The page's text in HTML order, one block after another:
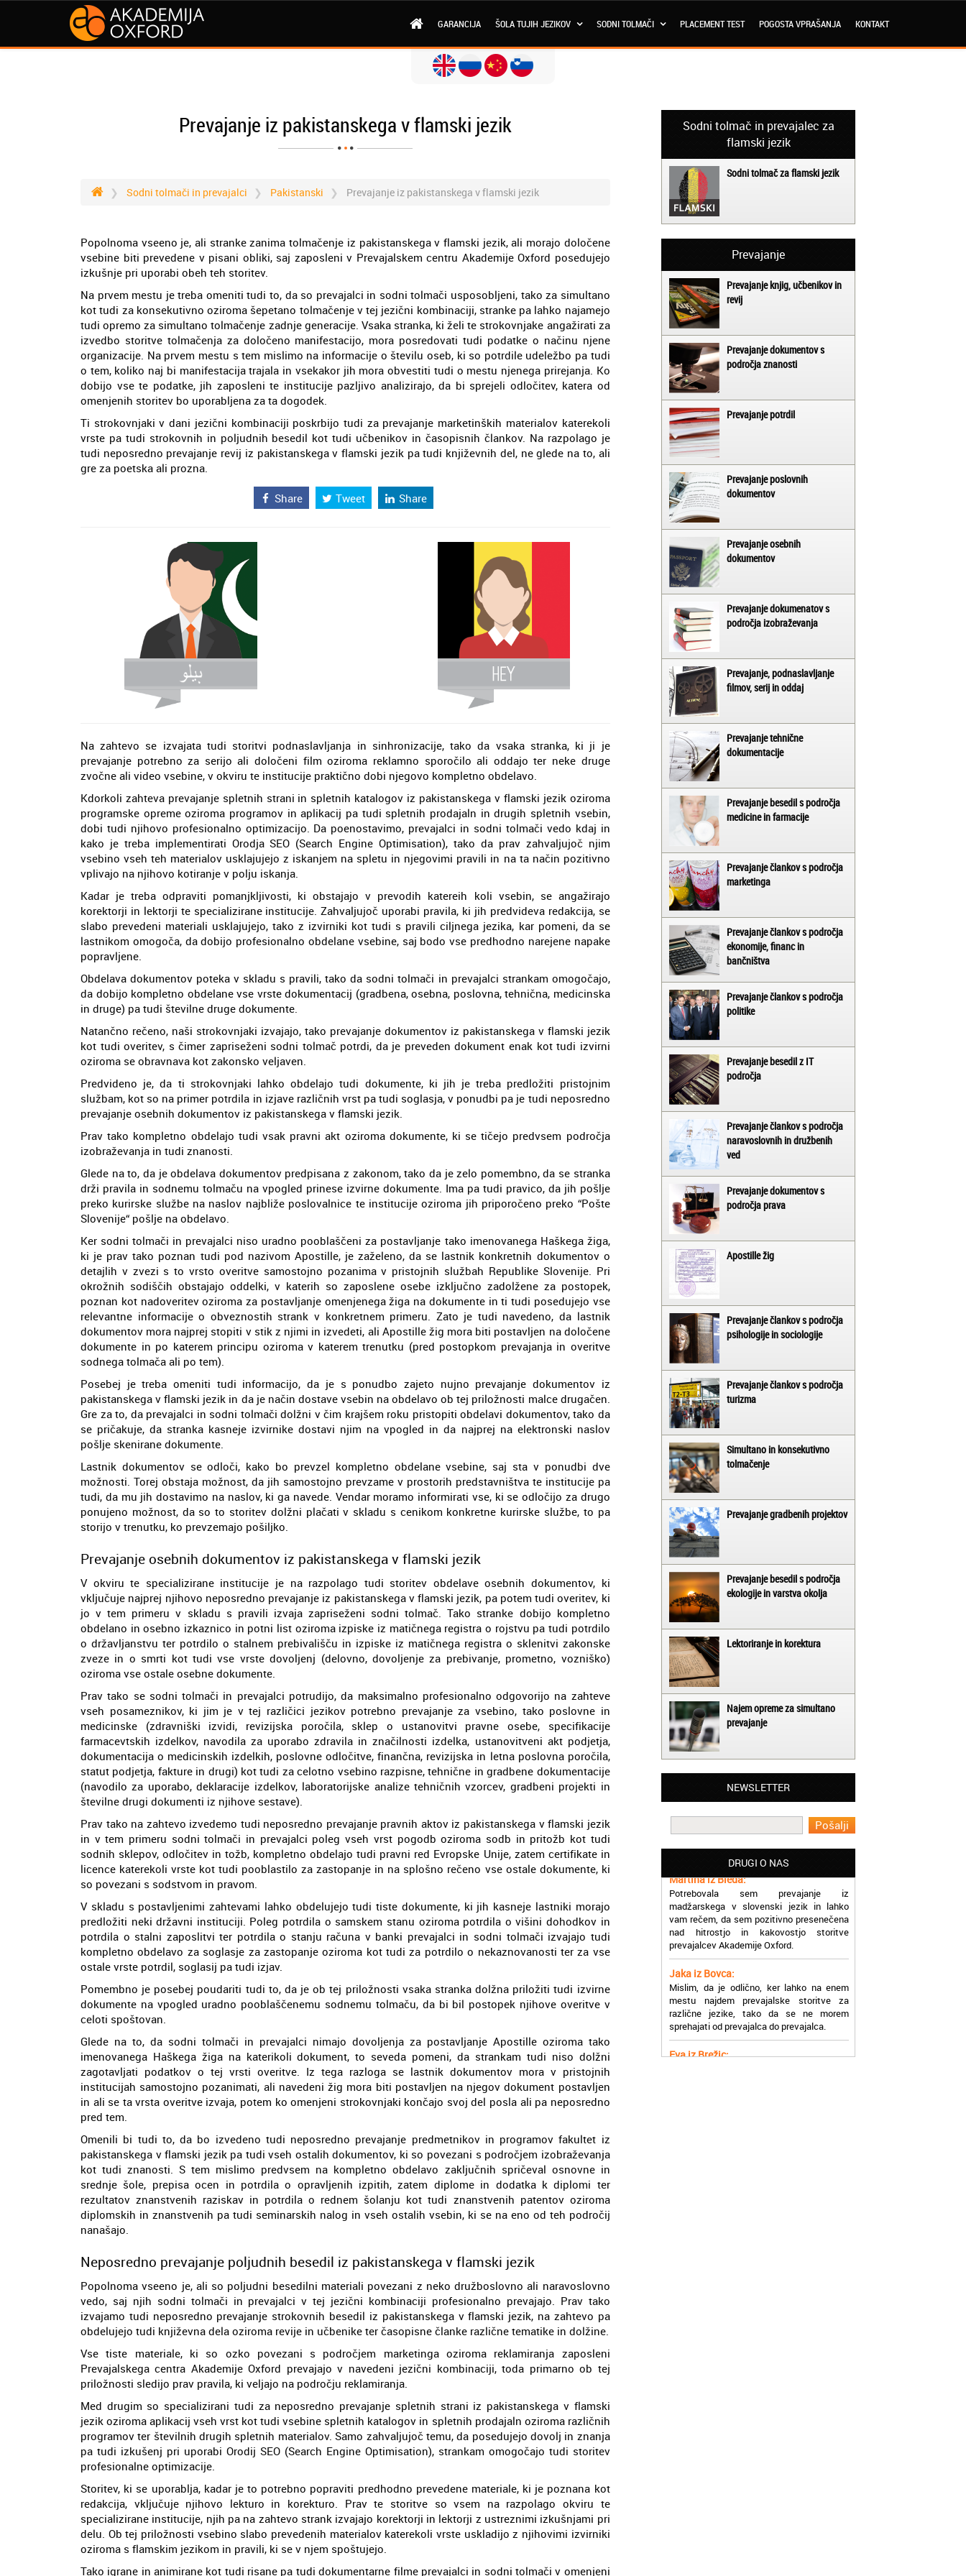
GARANCIJA ŠOLA TUJIH JEZIKOV SODNI TOLMAČI PLACEMENT TEST POGOSTA VPRAŠANJA KONTAKT
Prevajanje iz pakistanskega v flamski jezik
Sodni tolmači in prevajalci Pakistanski Prevajanje iz pakistanskega v flamski jezik
Popolnoma vseeno je, ali stranke zanima tolmačenje iz pakistanskega v flamski jezik, ali morajo določene
vsebine biti prevedene v pisani obliki, saj zaposleni v Prevajalskem centru Akademije Oxford posedujejo
izkušnje pri uporabi obeh teh storitev.
Na prvem mestu je treba omeniti tudi to, da so prevajalci in sodni tolmači usposobljeni, tako za simultano
kot tudi za konsekutivno oziroma šepetano tolmačenje v tej jezični kombinaciji, stranke pa lahko najamejo
tudi opremo za simultano tolmačenje zadnje generacije. Vsaka stranka, ki želi te strokovnjake angažirati za
izvedbo storitve tolmačenja za določeno manifestacijo, mora posredovati tudi podatke o načinu njene
organizacije. Na prvem mestu s tem mislimo na informacije o številu oseb, ki so potrdile udeležbo pa tudi
o tem, koliko naj bi manifestacija trajala in vsekakor jih mora obvestiti tudi o mestu njenega prirejanja. Ko
dobijo vse te podatke, jih zaposleni te institucije pazljivo analizirajo, da bi sprejeli odločitev, katera od
omenjenih storitev bo uporabljena za ta dogodek.
Ti strokovnjaki v dani jezični kombinaciji poskrbijo tudi za prevajanje marketinških materialov katerekoli
vrste pa tudi strokovnih in poljudnih besedil kot tudi učbenikov in časopisnih člankov. Na razpolago je
tudi neposredno prevajanje revij iz pakistanskega v flamski jezik pa tudi književnih del, ne glede na to, ali
gre za poetska ali prozna.
Share Tweet Share
Na zahtevo se izvajata tudi storitvi podnaslavljanja in sinhronizacije, tako da vsaka stranka, ki ji je
prevajanje potrebno za serijo ali določeni film oziroma reklamno sporočilo ali oddajo ter neke druge
zvočne ali video vsebine, v okviru te institucije praktično dobi njegovo kompletno obdelavo.
Kdorkoli zahteva prevajanje spletnih strani in spletnih katalogov iz pakistanskega v flamski jezik oziroma
programske opreme oziroma programov in aplikacij pa tudi spletnih prodajaln in drugih spletnih vsebin,
dobi tudi njihovo profesionalno optimizacijo. Da poenostavimo, prevajalci in sodni tolmači vedo kdaj in
kako je treba implementirati Orodja SEO (Search Engine Optimisation), tako da prav zahvaljujoč njim
vsebino vseh teh materialov usklajujejo z iskanjem na spletu in njegovimi pravili in na ta način pozitivno
vplivajo na njihovo kotiranje v polju iskanja.
Kadar je treba odpraviti pomanjkljivosti, ki obstajajo v prevodih katereih koli vsebin, se angažirajo
korektorji in lektorji te specializirane institucije. Zahvaljujoč uporabi pravila, ki jih predvideva redakcija, se
slabo prevedeni materiali usklajujejo, tako z izvirniki kot tudi s pravili ciljnega jezika, kar pomeni, da se
lastnikom omogoča, da dobijo profesionalno obdelane vsebine, saj bodo vse predhodno narejene napake
popravljene.
Obdelava dokumentov poteka v skladu s pravili, tako da sodni tolmači in prevajalci strankam omogočajo,
da dobijo kompletno obdelane vse vrste dokumentacij (gradbena, osebna, poslovna, tehnična, medicinska
in druge) pa tudi številne druge dokumente.
Natančno rečeno, naši strokovnjaki izvajajo, tako prevajanje dokumentov iz pakistanskega v flamski jezik
kot tudi overitev, s čimer zapriseženi sodni tolmač potrdi, da je preveden dokument enak kot tudi izvirni
oziroma se obravnava kot zakonsko veljaven.
Predvideno je, da ti strokovnjaki lahko obdelajo tudi dokumente, ki jih je treba predložiti pristojnim
službam, kot so na primer potrdila in izjave različnih vrst pa tudi soglasja, v ponudbi pa je tudi neposredno
prevajanje osebnih dokumentov iz pakistanskega v flamski jezik.
Prav tako kompletno obdelajo tudi vsak pravni akt oziroma dokumente, ki se tičejo predvsem področja
izobraževanja in tudi znanosti.
Glede na to, da je obdelava dokumentov predpisana z zakonom, tako da je zelo pomembno, da se stranka
drži pravila in sodnemu tolmaču na vpogled prinese izvirne dokumente. Ima pa tudi pravico, da jih pošlje
preko kurirske službe na naslov najbliže poslovalnice te institucije oziroma jih priporočeno preko “Pošte
Slovenije“ pošlje na obdelavo.
Ker sodni tolmači in prevajalci niso uradno pooblaščeni za postavljanje tako imenovanega Haškega žiga,
ki je prav tako poznan tudi pod nazivom Apostille, je zaželeno, da se lastnik konkretnih dokumentov o
detajlih v zvezi s to vrsto overitve samostojno pozanima v pristojnih službah Republike Slovenije. Pri
okrožnih sodiščih obstajajo oddelki, v katerih so zaposlene osebe izključno zadolžene za postopek,
poznan kot nadoveritev oziroma za postavljanje omenjenega žiga na dokumente in ti tudi posedujejo vse
relevantne informacije o obveznostih strank v konkretnem primeru. Zato je tudi navedeno, da lastnik
dokumentov mora najprej stopiti v stik z njimi in izvedeti, ali Apostille žig mora biti postavljen na določene
dokumente in po katerem principu oziroma v katerem trenutku (pred postopkom prevajanja in overitve
sodnega tolmača ali po tem).
Posebej je treba omeniti tudi informacijo, da je s ponudbo zajeto nujno prevajanje dokumentov iz
pakistanskega v flamski jezik in da je način dostave vsebin na obdelavo ob tej priložnosti malce drugačen.
Gre za to, da prevajalci in sodni tolmači dolžni v čim krajšem roku pristopiti obdelavi dokumentov, tako da
se pričakuje, da stranka kasneje izvirnike dostavi njim na vpogled in da najprej na elektronski naslov
pošlje skenirane dokumente.
Lastnik dokumentov se odloči, kako bo prevzel kompletno obdelane vsebine, saj sta v ponudbi dve
možnosti. Torej obstaja možnost, da jih samostojno prevzame v prostorih predstavništva te institucije pa
tudi, da mu jih dostavimo na naslov, ki ga navede. Vendar moramo informirati vse, ki se odločijo za drugo
ponujeno možnost, da so to storitev dolžni plačati v skladu s cenikom konkretne kurirske službe, to pa
storijo v trenutku, ko prevzemajo pošiljko.
Prevajanje osebnih dokumentov iz pakistanskega v flamski jezik
V okviru te specializirane institucije je na razpolago tudi storitev obdelave osebnih dokumentov, ki
vključuje najprej njihovo neposredno prevajanje iz pakistanskega v flamski jezik, pa potem tudi overitev, ki
jo v tem primeru v skladu s pravili izvaja zapriseženi sodni tolmač. Tako stranke dobijo kompletno
obdelano in osebno izkaznico in potni list oziroma izpiske iz matičnega registra o rojstvu pa tudi potrdilo
o državljanstvu ter potrdilo o stalnem prebivališču in izpiske iz matičnega registra o sklenitvi zakonske
zveze in o smrti kot tudi vse vrste dovoljenj (delovno, dovoljenje za prebivanje, prometno, vozniško)
oziroma vse ostale osebne dokumente.
Prav tako se sodni tolmači in prevajalci potrudijo, da maksimalno profesionalno odgovorijo na zahteve
vseh posameznikov, ki jim je v tej različici jezikov potrebno prevajanje za vsebino, tako poslovne in
medicinske (zdravniški izvidi, revizijska poročila, sklep o ustanovitvi pravne osebe, specifikacije
farmacevtskih izdelkov, navodila za uporabo zdravila in značilnosti izdelka, ustanovitveni akt podjetja,
dokumentacija o medicinskih izdelkih, poslovne odločitve, finančna, revizijska in letna poslovna poročila,
statut podjetja, fakture in drugi) kot tudi za celotno vsebino razpisne, tehnične in gradbene dokumentacije
(navodilo za uporabo, deklaracije izdelkov, laboratorijske analize tehničnih vzorcev, gradbeni projekti in
številne drugi dokumenti iz njihove sestave).
Prav tako na zahtevo izvedemo tudi neposredno prevajanje pravnih aktov iz pakistanskega v flamski jezik
in v tem primeru sodni tolmači in prevajalci poleg vseh vrst pogodb oziroma sodb in pritožb kot tudi
sodnih sklepov, odločitev in tožb, kompletno obdelajo tudi pravni red Evropske Unije, zatem certifikate in
licence katerekoli vrste kot tudi pooblastilo za zastopanje in na splošno rečeno vse ostale dokumente, ki
so povezani s sodstvom in pravom.
V skladu s postavljenimi zahtevami lahko obdelujejo tudi tiste dokumente, ki jih kasneje lastniki morajo
predložiti neki državni instituciji. Poleg potrdila o samskem stanu oziroma potrdila o višini dohodkov in
potrdila o stalni zaposlitvi ter potrdila o stanju računa v banki prevajalci in sodni tolmači izvajajo tudi
kompletno obdelavo za soglasje za zastopanje oziroma kot tudi za potrdilo o nekaznovanosti ter za vse
ostale vrste potrdil, soglasij pa tudi izjav.
Pomembno je posebej poudariti tudi to, da je ob tej priložnosti vsaka stranka dolžna priložiti tudi izvirne
dokumente na vpogled uradno pooblaščenemu sodnemu tolmaču, da bi bil postopek njihove overitve v
celoti spoštovan.
Glede na to, da sodni tolmači in prevajalci nimajo dovoljenja za postavljanje Apostille oziroma tako
imenovanega Haškega žiga na katerikoli dokument, to seveda pomeni, da strankam tudi niso dolžni
zagotavljati podatkov o tej vrsti overitve. Iz tega razloga se lastnik dokumentov mora v pristojnih
institucijah samostojno pozanimati, ali navedeni žig mora biti postavljen na njegov dokument postavljen
in ali se ta vrsta overitve izvaja, potem ko omenjeni strokovnjaki končajo svoj del posla ali pa neposredno
pred tem.
Omenili bi tudi to, da bo izvedeno tudi neposredno prevajanje predmetnikov in programov fakultet iz
pakistanskega v flamski jezik pa tudi vseh ostalih dokumentov, ki so povezani s področjem izobraževanja
kot tudi znanosti. S tem mislimo predvsem na kompletno obdelavo zaključnih spričeval osnovne in
srednje šole, prepisa ocen in potrdila o opravljenih izpitih, zatem diplome in dodatka k diplomi ter
rezultatov znanstvenih raziskav in potrdila o rednem šolanju kot tudi znanstvenih patentov oziroma
diplomskih in znanstvenih pa tudi seminarskih nalog in vseh ostalih vsebin, ki se na eno od teh področij
nanašajo.
Neposredno prevajanje poljudnih besedil iz pakistanskega v flamski jezik
Popolnoma vseeno je, ali so poljudni besedilni materiali povezani z neko družboslovno ali naravoslovno
vedo, saj njih sodni tolmači in prevajalci v tej jezični kombinaciji profesionalno prevajajo. Prav tako
izvajamo tudi neposredno prevajanje strokovnih besedil iz pakistanskega v flamski jezik, na zahtevo pa
obdelujejo tudi književna dela oziroma revije in učbenike ter časopisne članke različne tematike in dolžine.
Vse tiste materiale, ki so ozko povezani s področjem marketinga oziroma reklamiranja zaposleni
Prevajalskega centra Akademije Oxford prevajajo v navedeni jezični kombinaciji, toda primarno ob tej
priložnosti sledijo prav pravila, ki veljajo na področju reklamiranja.
Med drugim so specializirani tudi za neposredno prevajanje spletnih strani iz pakistanskega v flamski
jezik oziroma aplikacij vseh vrst kot tudi vsebine spletnih katalogov in spletnih prodajaln oziroma različnih
programov ter številnih drugih spletnih materialov. Samo zahvaljujoč temu, da posedujejo dovolj in znanja
pa tudi izkušenj pri uporabi Orodij SEO (Search Engine Optimisation), strankam omogočajo tudi storitev
profesionalne optimizacije.
Storitev, ki se uporablja, kadar je to potrebno popraviti predhodno prevedene materiale, ki je poznana kot
redakcija, vključuje njihovo lekturo in korekturo. Prav te storitve so vsem na razpolago okviru te
specializirane institucije, njih pa na zahtevo strank izvajajo korektorji in lektorji z ustreznimi izkušnjami pri
delu. Ob tej priložnosti vsebino slabo prevedenih materialov katerekoli vrste uskladijo z njihovimi izvirniki
oziroma s flamskim jezikom in pravili, ki se v njem spoštujejo.
Tako igrane in animirane kot tudi risane pa tudi dokumentarne filme prevajalci in sodni tolmači v omenjeni
Sodni tolmač in prevajalec za
flamski jezik
Sodni tolmač za flamski jezik
Prevajanje
Prevajanje knjig, učbenikov in
revij
Prevajanje dokumentov s
področja znanosti
Prevajanje potrdil
Prevajanje poslovnih
dokumentov
Prevajanje osebnih
dokumentov
Prevajanje dokumenatov s
področja izobraževanja
Prevajanje, podnaslavljanje
filmov, serij in oddaj
Prevajanje tehnične
dokumentacije
Prevajanje besedil s področja
medicine in farmacije
Prevajanje člankov s področja
marketinga
Prevajanje člankov s področja
ekonomije, financ in
bančništva
Prevajanje člankov s področja
politike
Prevajanje besedil z IT
področja
Prevajanje člankov s področja
naravoslovnih in družbenih
ved
Prevajanje dokumentov s
področja prava
Apostille žig
Prevajanje člankov s področja
psihologije in sociologije
Prevajanje člankov s področja
turizma
Simultano in konsekutivno
tolmačenje
Prevajanje gradbenih projektov
Prevajanje besedil s področja
ekologije in varstva okolja
Lektoriranje in korektura
Najem opreme za simultano
prevajanje
NEWSLETTER
DRUGI O NAS
Matjaž iz Ajdovščine:
Lahko pohvalim vse zaposlene v Akademiji
prevajalske storitve opravljajo hitro in
učinkoviti.
Martina iz Bleda:
Potrebovala sem prevajanje iz
madžarskega v slovenski jezik in lahko
vam rečem, da sem pozitivno presenečena
nad hitrostjo in kakovostjo storitve
prevajalcev Akademije Oxford.
Jaka iz Bovca:
Mislim, da je odlično, ker lahko na enem
mestu najdem prevajalske storitve za
različne jezike, tako da se ne morem
sprehajati od prevajalca do prevajalca.
Eva iz Brežic:
Nujno sem potrebovala prevod v francoski